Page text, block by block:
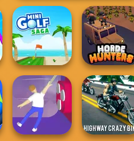
Mr. Racer
Mini Golf Saga Horde Hunters